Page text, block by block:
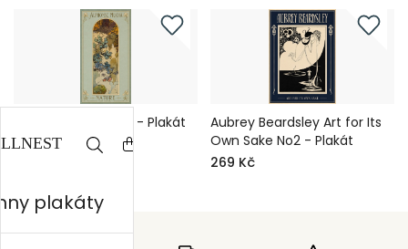
Mucha Nature No4 - Plakát
269 Kč
Aubrey Beardsley Art for Its
Own Sake No2 - Plakát
269 Kč
plakáty